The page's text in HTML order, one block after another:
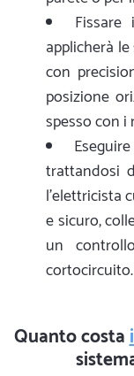
applicherà
con
posizione
spesso con i
trattandosi
l'elettricista
e sicuro,
un
cortocircuito.
Quanto costa